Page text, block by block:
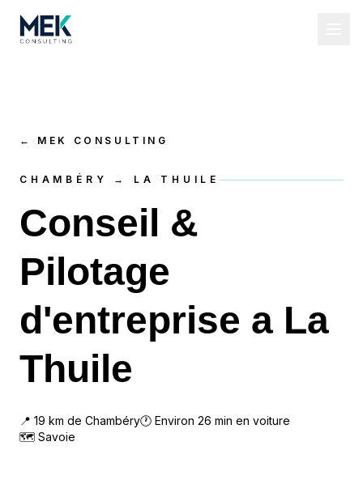
← MEK CONSULTING
CHAMBÉRY → LA THUILE
Conseil &
Pilotage
d'entreprise a La
Thuile
📍 19 km de Chambéry🕐 Environ 26 min en voiture
🗺 Savoie